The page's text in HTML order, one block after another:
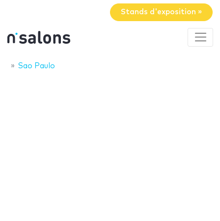
Stands d'exposition »
Sao Paulo